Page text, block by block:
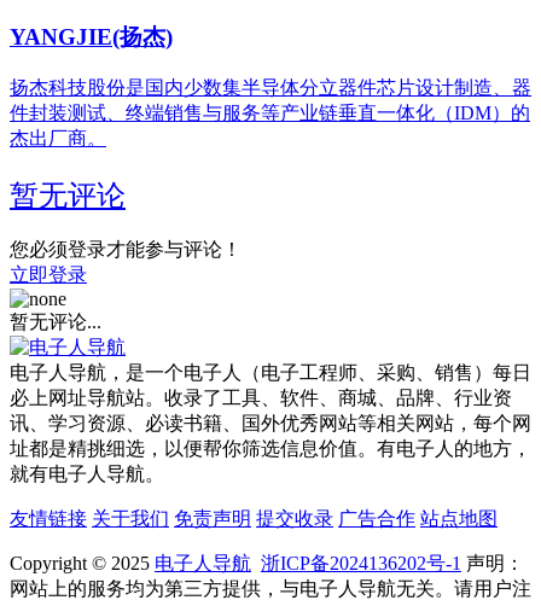
YANGJIE(扬杰)
扬杰科技股份是国内少数集半导体分立器件芯片设计制造、器
件封装测试、终端销售与服务等产业链垂直一体化（IDM）的
杰出厂商。
暂无评论
您必须登录才能参与评论！
立即登录
暂无评论...
电子人导航，是一个电子人（电子工程师、采购、销售）每日
必上网址导航站。收录了工具、软件、商城、品牌、行业资
讯、学习资源、必读书籍、国外优秀网站等相关网站，每个网
址都是精挑细选，以便帮你筛选信息价值。有电子人的地方，
就有电子人导航。
友情链接 关于我们 免责声明 提交收录 广告合作 站点地图
Copyright © 2025 电子人导航 浙ICP备2024136202号-1 声明：
网站上的服务均为第三方提供，与电子人导航无关。请用户注